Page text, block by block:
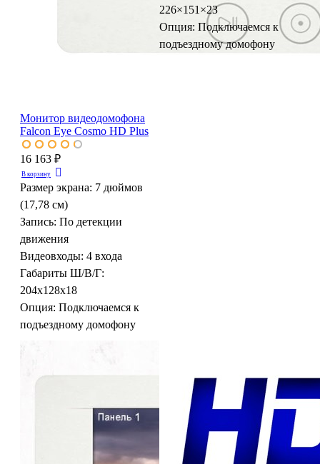
Монитор видеодомофона
Falcon Eye Cosmo HD Plus
16 163 ₽
В корзину
Размер экрана: 7 дюймов
(17,78 см)
Запись: По детекции
движения
Видеовходы: 4 входа
Габариты Ш/В/Г:
204x128x18
Опция: Подключаемся к
подъездному домофону
226×151×2З
Опция: Подключаемся к
подъездному домофону